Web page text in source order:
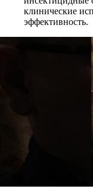
клинические
эффективность.